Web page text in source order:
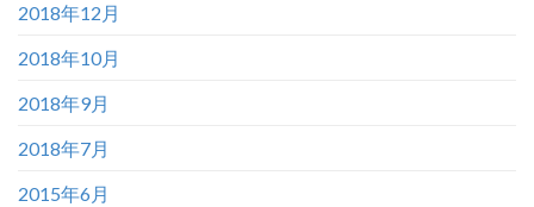
2018年12月
2018年10月
2018年9月
2018年7月
2015年6月